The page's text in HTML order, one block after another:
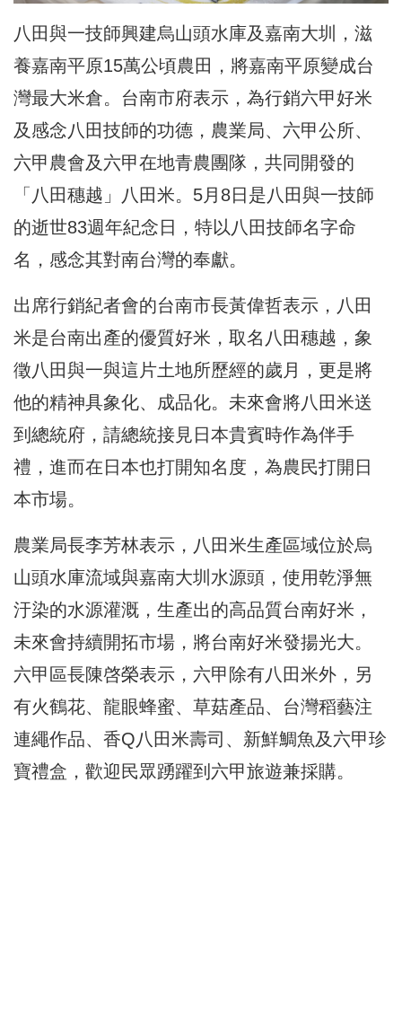
八田與一技師興建烏山頭水庫及嘉南大圳，滋
養嘉南平原15萬公頃農田，將嘉南平原變成台
灣最大米倉。台南市府表示，為行銷六甲好米
及感念八田技師的功德，農業局、六甲公所、
六甲農會及六甲在地青農團隊，共同開發的
「八田穗越」八田米。5月8日是八田與一技師
的逝世83週年紀念日，特以八田技師名字命
名，感念其對南台灣的奉獻。
出席行銷紀者會的台南市長黃偉哲表示，八田
米是台南出產的優質好米，取名八田穗越，象
徵八田與一與這片土地所歷經的歲月，更是將
他的精神具象化、成品化。未來會將八田米送
到總統府，請總統接見日本貴賓時作為伴手
禮，進而在日本也打開知名度，為農民打開日
本市場。
農業局長李芳林表示，八田米生產區域位於烏
山頭水庫流域與嘉南大圳水源頭，使用乾淨無
汙染的水源灌溉，生產出的高品質台南好米，
未來會持續開拓市場，將台南好米發揚光大。
六甲區長陳啓榮表示，六甲除有八田米外，另
有火鶴花、龍眼蜂蜜、草菇產品、台灣稻藝注
連繩作品、香Q八田米壽司、新鮮鯛魚及六甲珍
寶禮盒，歡迎民眾踴躍到六甲旅遊兼採購。